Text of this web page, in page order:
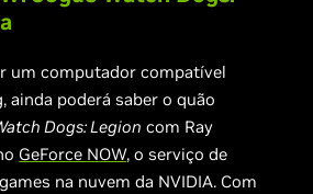
um computador compatível
ainda poderá saber o quão
Dogs: Legion com Ray
GeForce NOW, o serviço de
na nuvem da NVIDIA. Com